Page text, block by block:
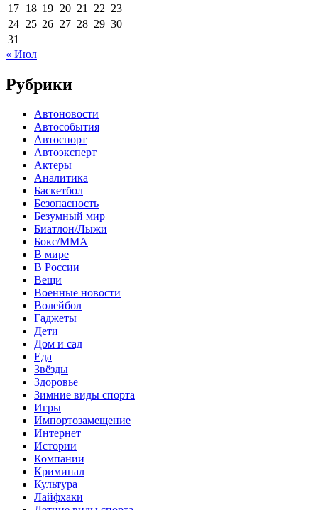
17 18 19 20 21 22 23
24 25 26 27 28 29 30
31
« Июл
Рубрики
Автоновости
Автособытия
Автоспорт
Автоэксперт
Актеры
Аналитика
Баскетбол
Безопасность
Безумный мир
Биатлон/Лыжи
Бокс/MMA
В мире
В России
Вещи
Военные новости
Волейбол
Гаджеты
Дети
Дом и сад
Еда
Звёзды
Здоровье
Зимние виды спорта
Игры
Импортозамещение
Интернет
Истории
Компании
Криминал
Культура
Лайфхаки